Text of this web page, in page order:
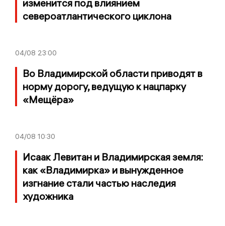
изменится под влиянием
североатлантического циклона
04/08 23:00
Во Владимирской области приводят в
норму дорогу, ведущую к нацпарку
«Мещёра»
04/08 10:30
Исаак Левитан и Владимирская земля:
как «Владимирка» и вынужденное
изгнание стали частью наследия
художника